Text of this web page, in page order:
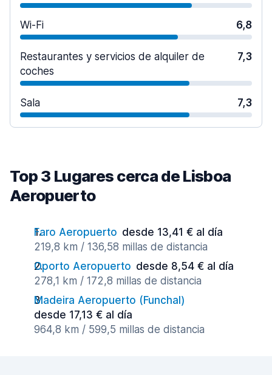
Wi-Fi 6,8
Restaurantes y servicios de alquiler de
coches
7,3
Sala 7,3
Top 3 Lugares cerca de Lisboa
Aeropuerto
Faro Aeropuerto desde 13,41 € al día
219,8 km / 136,58 millas de distancia
Oporto Aeropuerto desde 8,54 € al día
278,1 km / 172,8 millas de distancia
Madeira Aeropuerto (Funchal)
desde 17,13 € al día
964,8 km / 599,5 millas de distancia